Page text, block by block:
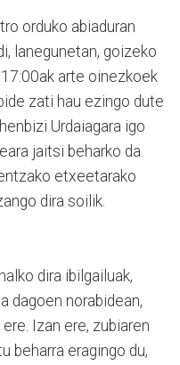
orduko abiaduran
lanegunetan, goizeko
arte oinezkoek
zati hau ezingo dute
Urdaiagara igo
jaitsi beharko da.
etxeetarako
dira soilik.
dira ibilgailuak,
dagoen norabidean,
Izan ere, zubiaren
beharra eragingo du,